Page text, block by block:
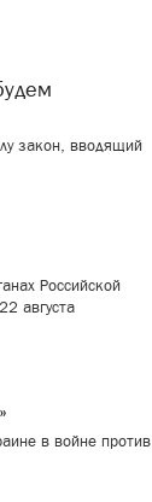
закон, вводящий
Российской
августа
в войне против